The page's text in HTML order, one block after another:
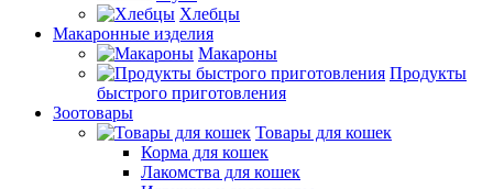
Хлебцы
Макаронные изделия
Макароны
Продукты
быстрого приготовления
Зоотовары
Товары для кошек
Корма для кошек
Лакомства для кошек